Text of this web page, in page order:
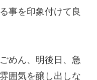
事を印象付けて良
めん、明後日、急
囲気を醸し出しな